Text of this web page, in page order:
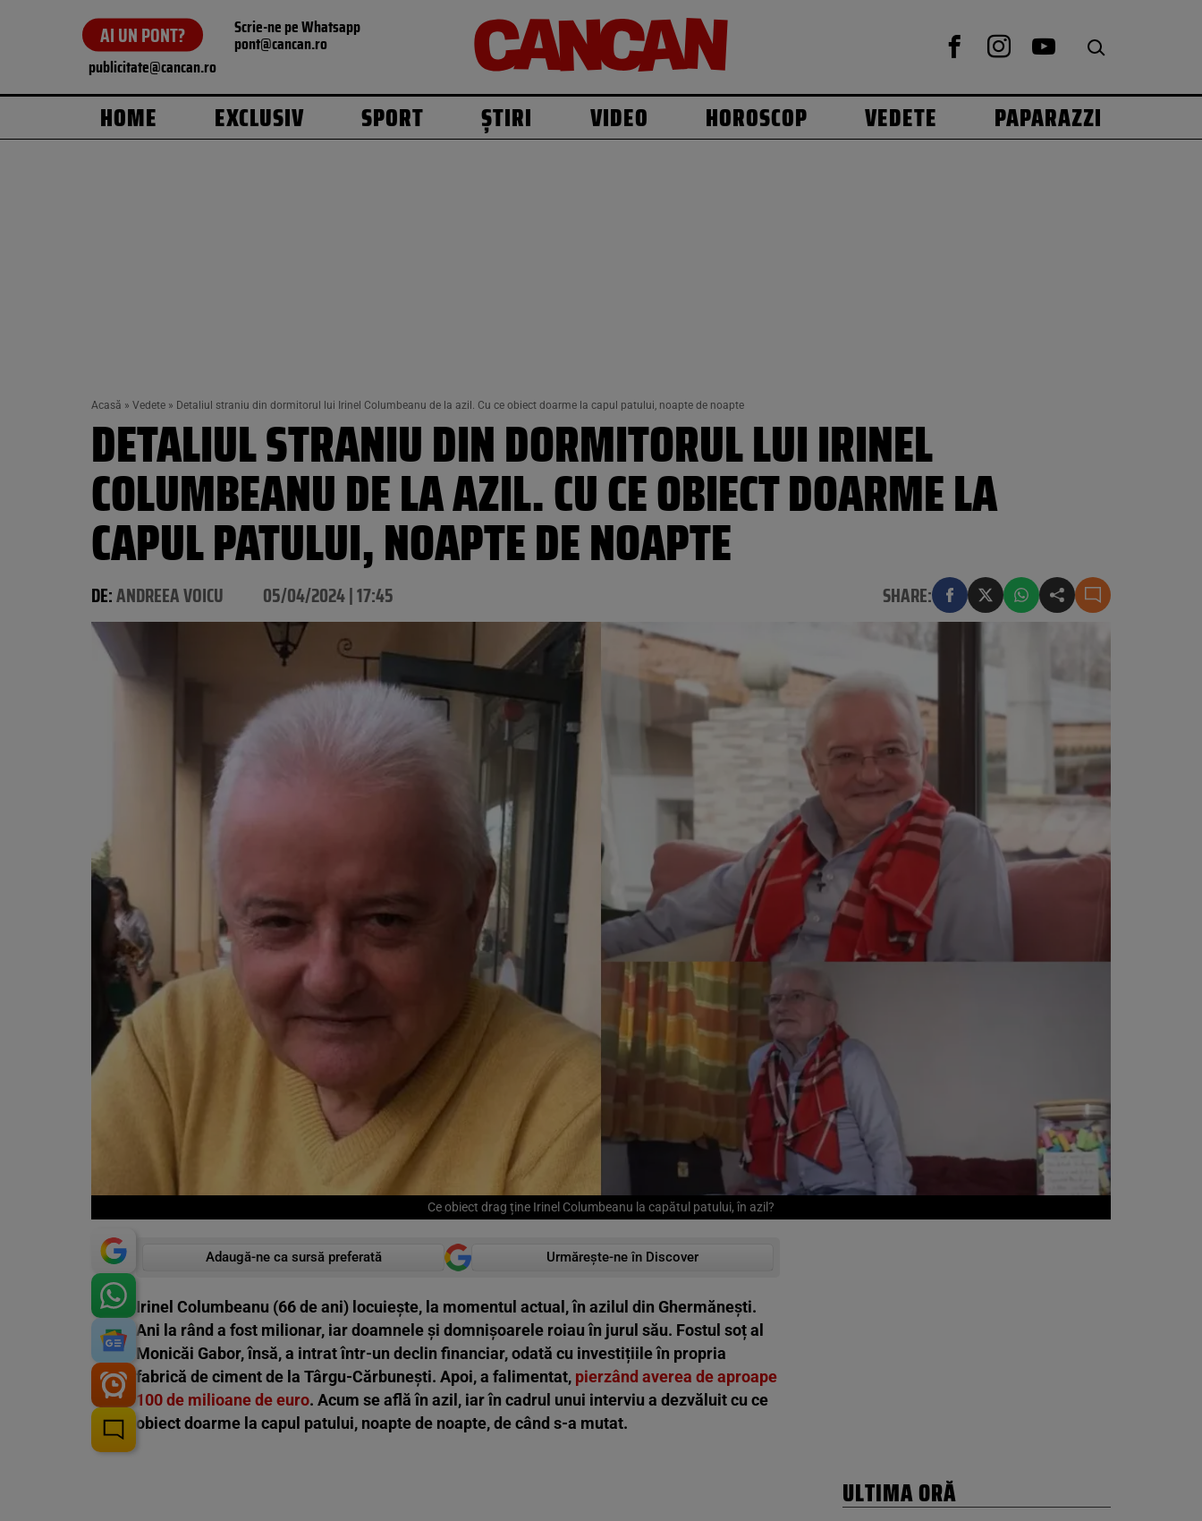
AI UN PONT? Scrie-ne pe Whatsapp
pont@cancan.ro
publicitate@cancan.ro
HOME EXCLUSIV SPORT ȘTIRI VIDEO HOROSCOP VEDETE PAPARAZZI
Acasă » Vedete » Detaliul straniu din dormitorul lui Irinel Columbeanu de la azil. Cu ce obiect doarme la capul patului, noapte de noapte
DETALIUL STRANIU DIN DORMITORUL LUI IRINEL
COLUMBEANU DE LA AZIL. CU CE OBIECT DOARME LA
CAPUL PATULUI, NOAPTE DE NOAPTE
DE:ANDREEA VOICU 05/04/2024 | 17:45 SHARE:
Ce obiect drag ține Irinel Columbeanu la capătul patului, în azil?
Adaugă-ne ca sursă preferată Urmărește-ne în Discover
Irinel Columbeanu (66 de ani) locuiește, la momentul actual, în azilul din Ghermănești.
Ani la rând a fost milionar, iar doamnele și domnișoarele roiau în jurul său. Fostul soț al
Monicăi Gabor, însă, a intrat într-un declin financiar, odată cu investițiile în propria
fabrică de ciment de la Târgu-Cărbunești. Apoi, a falimentat, pierzând averea de aproape
100 de milioane de euro. Acum se află în azil, iar în cadrul unui interviu a dezvăluit cu ce
obiect doarme la capul patului, noapte de noapte, de când s-a mutat.
ULTIMA ORĂ